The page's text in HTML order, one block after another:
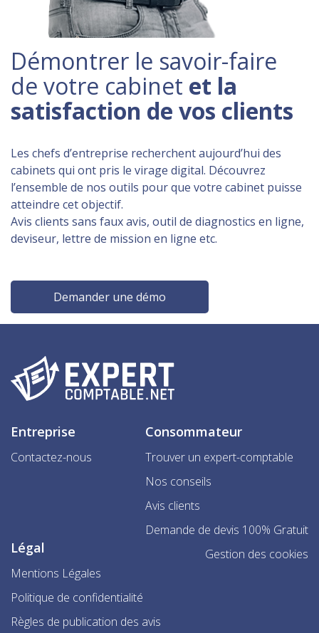
Démontrer le savoir-faire
de votre cabinet et la
satisfaction de vos clients
Les chefs d’entreprise recherchent aujourd’hui des
cabinets qui ont pris le virage digital. Découvrez
l’ensemble de nos outils pour que votre cabinet puisse
atteindre cet objectif.
Avis clients sans faux avis, outil de diagnostics en ligne,
deviseur, lettre de mission en ligne etc.
Demander une démo
Entreprise
Contactez-nous
Consommateur
Trouver un expert-comptable
Nos conseils
Avis clients
Demande de devis 100% Gratuit
Légal
Mentions Légales
Politique de confidentialité
Règles de publication des avis
Gestion des cookies